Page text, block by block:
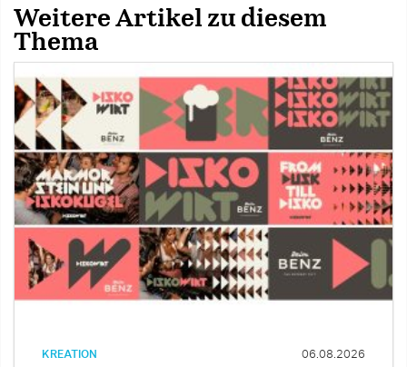
Weitere Artikel zu diesem
Thema
KREATION 06.08.2026